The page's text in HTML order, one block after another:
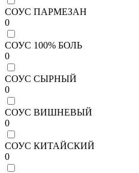
СОУС ПАРМЕЗАН
0
СОУС 100% БОЛЬ
0
СОУС СЫРНЫЙ
0
СОУС ВИШНЕВЫЙ
0
СОУС КИТАЙСКИЙ
0